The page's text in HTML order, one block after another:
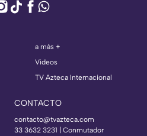
a más +
Videos
TV Azteca Internacional
CONTACTO
contacto@tvazteca.com
33 3632 3231 | Conmutador